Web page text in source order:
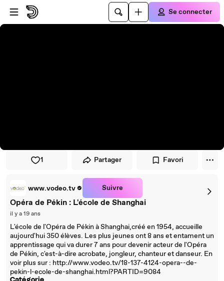
Passer au player
Passer au contenu principal
Se connecter
1 Partager Favori
www.vodeo.tv Suivre
Opéra de Pékin : L'école de Shanghai
il y a 19 ans
L'école de l'Opéra de Pékin à Shanghai,créé en 1954, accueille
aujourd'hui 350 élèves. Les plus jeunes ont 8 ans et entament un
apprentissage qui va durer 7 ans pour devenir acteur de l'Opéra
de Pékin, c'est-à-dire acrobate, jongleur, chanteur et danseur. En
voir plus sur : http://www.vodeo.tv/18-137-4124-opera--de-
pekin-l-ecole-de-shanghai.html?PARTID=9084